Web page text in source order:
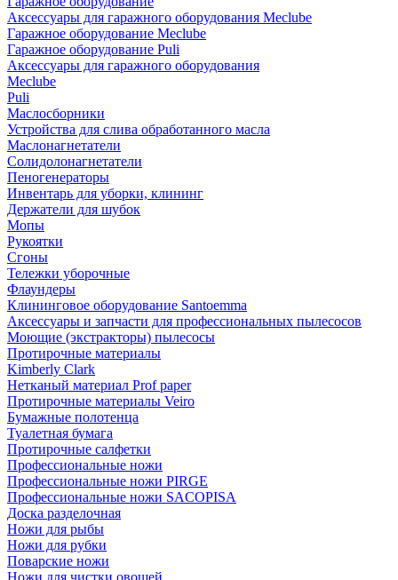
Аксессуары для гаражного оборудования Meclube
Гаражное оборудование Meclube
Гаражное оборудование Puli
Аксессуары для гаражного оборудования
Meclube
Puli
Маслосборники
Устройства для слива обработанного масла
Маслонагнетатели
Солидолонагнетатели
Пеногенераторы
Инвентарь для уборки, клининг
Держатели для шубок
Мопы
Рукоятки
Сгоны
Тележки уборочные
Флаундеры
Клининговое оборудование Santoemma
Аксессуары и запчасти для профессиональных пылесосов
Моющие (экстракторы) пылесосы
Протирочные материалы
Kimberly Clark
Нетканый материал Prof paper
Протирочные материалы Veiro
Бумажные полотенца
Туалетная бумага
Протирочные салфетки
Профессиональные ножи
Профессиональные ножи PIRGE
Профессиональные ножи SACOPISA
Доска разделочная
Ножи для рыбы
Ножи для рубки
Поварские ножи
Ножи для чистки овощей